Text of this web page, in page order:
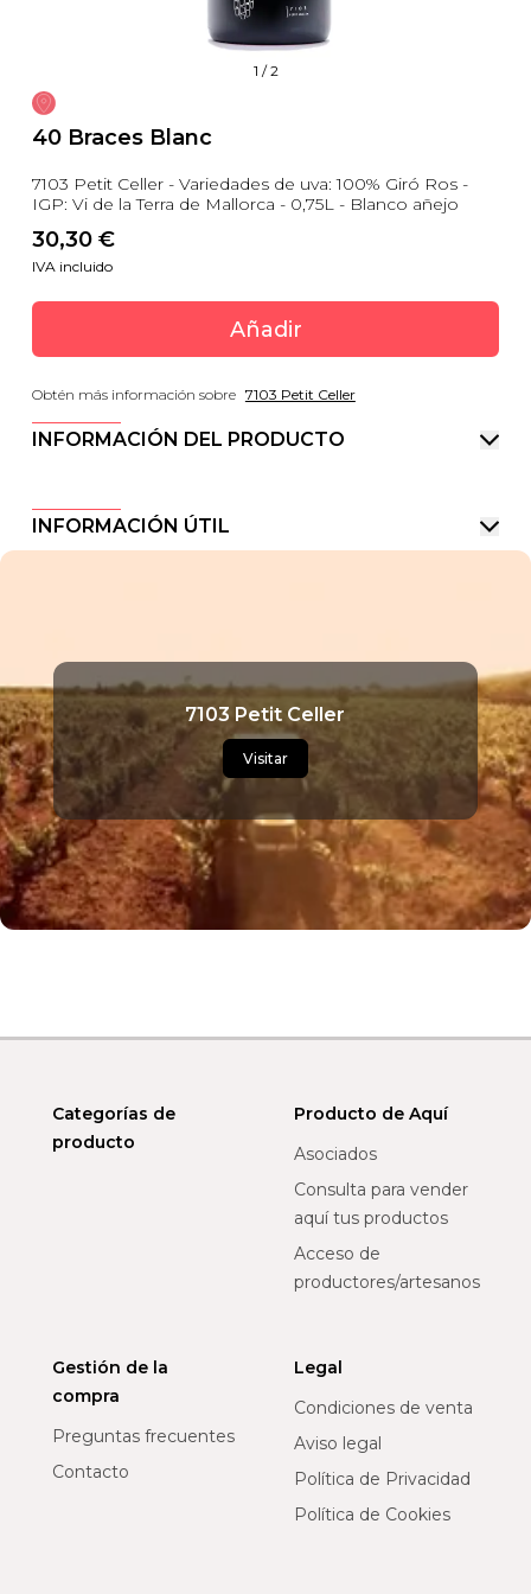
1 /2
40 Braces Blanc
7103 Petit Celler - Variedades de uva: 100% Giró Ros -
IGP: Vi de la Terra de Mallorca - 0,75L - Blanco añejo
30,30 €
IVA incluido
Añadir
Obtén más información sobre 7103 Petit Celler
INFORMACIÓN DEL PRODUCTO
INFORMACIÓN ÚTIL
7103 Petit Celler
Visitar
Categorías de
producto
Producto de Aquí
Asociados
Consulta para vender
aquí tus productos
Acceso de
productores/artesanos
Gestión de la
compra
Preguntas frecuentes
Contacto
Legal
Condiciones de venta
Aviso legal
Política de Privacidad
Política de Cookies